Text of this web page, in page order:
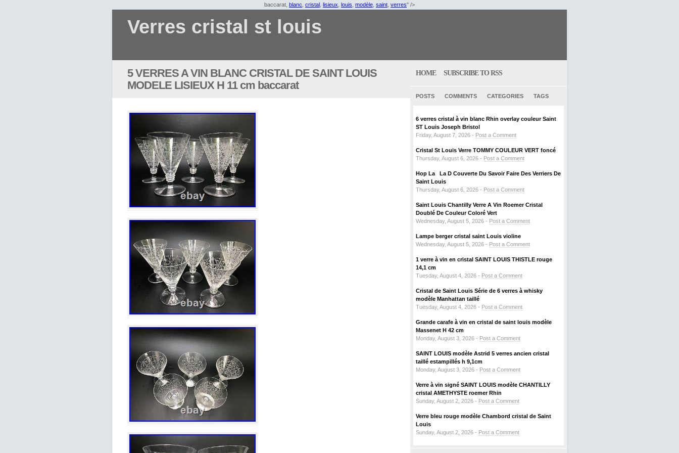
baccarat, blanc cristal lisieux louis modèle saint verres" />
Verres cristal st louis
5 VERRES A VIN BLANC CRISTAL DE SAINT LOUIS
MODELE LISIEUX H 11 cm baccarat
HOME SUBSCRIBE TO RSS
POSTS COMMENTS CATEGORIES TAGS
6 verres cristal à vin blanc Rhin overlay couleur Saint
ST Louis Joseph Bristol
Friday, August 7, 2026 - Post a Comment
Cristal St Louis Verre TOMMY COULEUR VERT foncé
Thursday, August 6, 2026 - Post a Comment
Hop La La D Couverte Du Savoir Faire Des Verriers De
Saint Louis
Thursday, August 6, 2026 - Post a Comment
Saint Louis Chantilly Verre A Vin Roemer Cristal
Doublé De Couleur Coloré Vert
Wednesday, August 5, 2026 - Post a Comment
Lampe berger cristal saint Louis violine
Wednesday, August 5, 2026 - Post a Comment
1 verre à vin en cristal SAINT LOUIS THISTLE rouge
14,1 cm
Tuesday, August 4, 2026 - Post a Comment
Cristal de Saint Louis Série de 6 verres à whisky
modèle Manhattan taillé
Tuesday, August 4, 2026 - Post a Comment
Grande carafe à vin en cristal de saint louis modèle
Massenet H 42 cm
Monday, August 3, 2026 - Post a Comment
SAINT LOUIS modèle Astrid 5 verres ancien cristal
taillé estampillés h 9,1cm
Monday, August 3, 2026 - Post a Comment
Verre à vin signé SAINT LOUIS modèle CHANTILLY
cristal AMETHYSTE roemer Rhin
Sunday, August 2, 2026 - Post a Comment
Verre bleu rouge modèle Chambord cristal de Saint
Louis
Sunday, August 2, 2026 - Post a Comment